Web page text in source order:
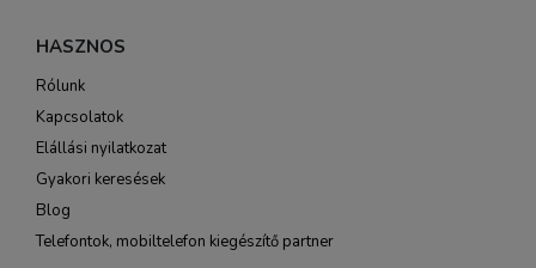
HASZNOS
Rólunk
Kapcsolatok
Elállási nyilatkozat
Gyakori keresések
Blog
Telefontok, mobiltelefon kiegészítő partner